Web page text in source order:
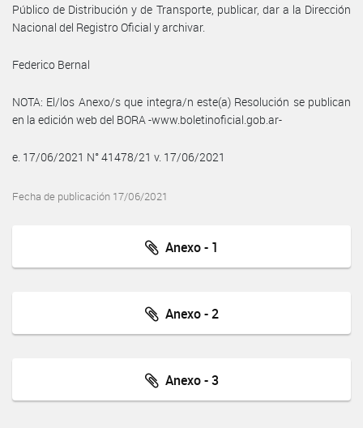
Público de Distribución y de Transporte, publicar, dar a la Dirección
Nacional del Registro Oficial y archivar.
Federico Bernal
NOTA: El/los Anexo/s que integra/n este(a) Resolución se publican
en la edición web del BORA -www.boletinoficial.gob.ar-
e. 17/06/2021 N° 41478/21 v. 17/06/2021
Fecha de publicación 17/06/2021
Anexo - 1
Anexo - 2
Anexo - 3